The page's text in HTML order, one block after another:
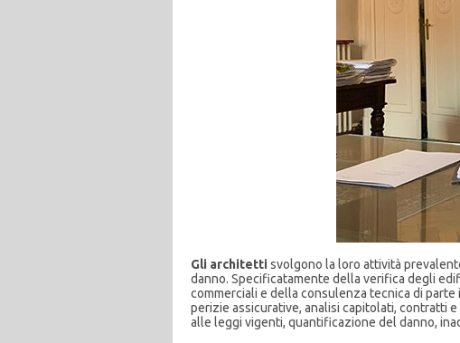
Gli architetti svolgono la loro attività
danno. Specificatamente della verifica degli
commerciali e della consulenza tecnica di
perizie assicurative, analisi capitolati, contratti
alle leggi vigenti, quantificazione del danno,